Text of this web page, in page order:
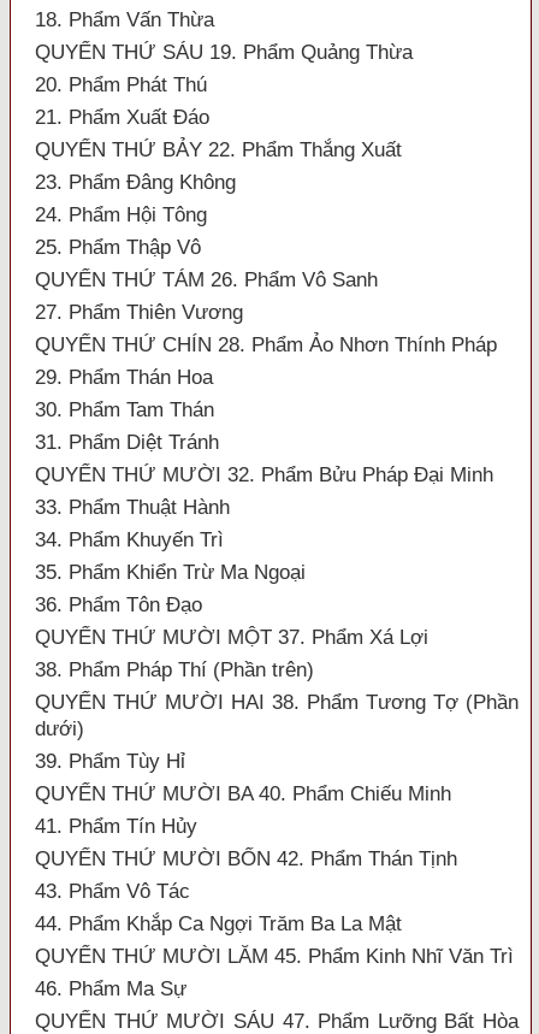
18. Phẩm Vấn Thừa
QUYỂN THỨ SÁU 19. Phẩm Quảng Thừa
20. Phẩm Phát Thú
21. Phẩm Xuất Đáo
QUYỂN THỨ BẢY 22. Phẩm Thắng Xuất
23. Phẩm Đâng Không
24. Phẩm Hội Tông
25. Phẩm Thập Vô
QUYỂN THỨ TÁM 26. Phẩm Vô Sanh
27. Phẩm Thiên Vương
QUYỂN THỨ CHÍN 28. Phẩm Ảo Nhơn Thính Pháp
29. Phẩm Thán Hoa
30. Phẩm Tam Thán
31. Phẩm Diệt Tránh
QUYỂN THỨ MƯỜI 32. Phẩm Bửu Pháp Đại Minh
33. Phẩm Thuật Hành
34. Phẩm Khuyến Trì
35. Phẩm Khiển Trừ Ma Ngoại
36. Phẩm Tôn Đạo
QUYỂN THỨ MƯỜI MỘT 37. Phẩm Xá Lợi
38. Phẩm Pháp Thí (Phần trên)
QUYỂN THỨ MƯỜI HAI 38. Phẩm Tương Tợ (Phần
dưới)
39. Phẩm Tùy Hỉ
QUYỂN THỨ MƯỜI BA 40. Phẩm Chiếu Minh
41. Phẩm Tín Hủy
QUYỂN THỨ MƯỜI BỐN 42. Phẩm Thán Tịnh
43. Phẩm Vô Tác
44. Phẩm Khắp Ca Ngợi Trăm Ba La Mật
QUYỂN THỨ MƯỜI LĂM 45. Phẩm Kinh Nhĩ Văn Trì
46. Phẩm Ma Sự
QUYỂN THỨ MƯỜI SÁU 47. Phẩm Lưỡng Bất Hòa